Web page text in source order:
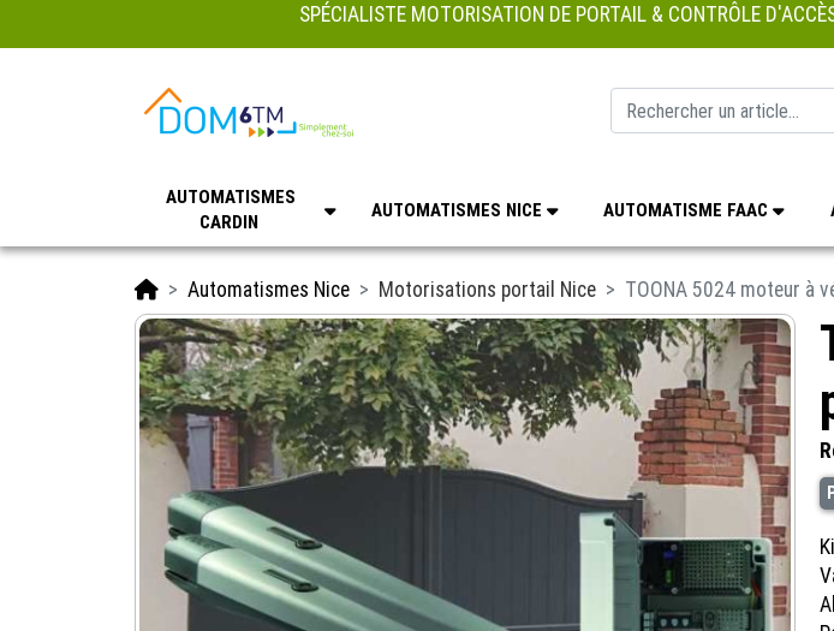
SPÉCIALISTE MOTORISATION DE PORTAIL & CONTRÔLE
AUTOMATISMES
CARDIN
AUTOMATISMES NICE AUTOMATISME FAAC
AccueilAutomatismes Nice Motorisations portail Nice TOONA 5024 moteur à